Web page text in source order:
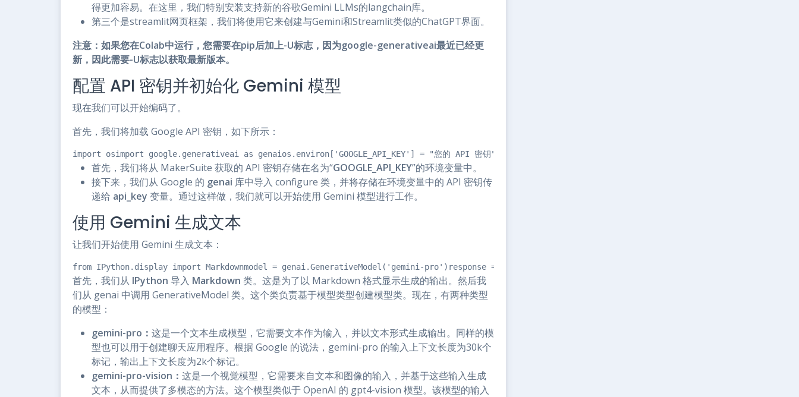
得更加容易。在这里，我们特别安装支持新的谷歌Gemini LLMs的langchain库。
第三个是streamlit网页框架，我们将使用它来创建与Gemini和Streamlit类似的ChatGPT界面。
注意：如果您在Colab中运行，您需要在pip后加上-U标志，因为google-generativeai最近已经更
新，因此需要-U标志以获取最新版本。
配置 API 密钥并初始化 Gemini 模型
现在我们可以开始编码了。
首先，我们将加载 Google API 密钥，如下所示：
import osimport google.generativeai as genaios.environ['GOOGLE_API_KEY'] = "您的 API 密钥"genai.configure(api_key = os.environ['GOOGLE_API_KEY'])
首先，我们将从 MakerSuite 获取的 API 密钥存储在名为“GOOGLE_API_KEY”的环境变量中。
接下来，我们从 Google 的 genai 库中导入 configure 类，并将存储在环境变量中的 API 密钥传
递给 api_key 变量。通过这样做，我们就可以开始使用 Gemini 模型进行工作。
使用 Gemini 生成文本
让我们开始使用 Gemini 生成文本：
from IPython.display import Markdownmodel = genai.GenerativeModel('gemini-pro')response = model.generate_content("List 5 planets each with an
首先，我们从 IPython 导入 Markdown 类。这是为了以 Markdown 格式显示生成的输出。然后我
们从 genai 中调用 GenerativeModel 类。这个类负责基于模型类型创建模型类。现在，有两种类型
的模型：
gemini-pro： 这是一个文本生成模型，它需要文本作为输入，并以文本形式生成输出。同样的模
型也可以用于创建聊天应用程序。根据 Google 的说法，gemini-pro 的输入上下文长度为30k个
标记，输出上下文长度为2k个标记。
gemini-pro-vision： 这是一个视觉模型，它需要来自文本和图像的输入，并基于这些输入生成
文本，从而提供了多模态的方法。这个模型类似于 OpenAI 的 gpt4-vision 模型。该模型的输入